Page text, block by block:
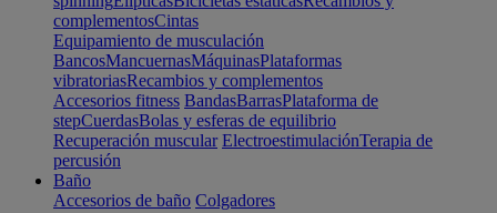
complementosCintas
Equipamiento de musculación
BancosMancuernasMáquinasPlataformas
vibratoriasRecambios y complementos
Accesorios fitness BandasBarrasPlataforma de
stepCuerdasBolas y esferas de equilibrio
Recuperación muscular ElectroestimulaciónTerapia de
percusión
Baño
Accesorios de baño Colgadores